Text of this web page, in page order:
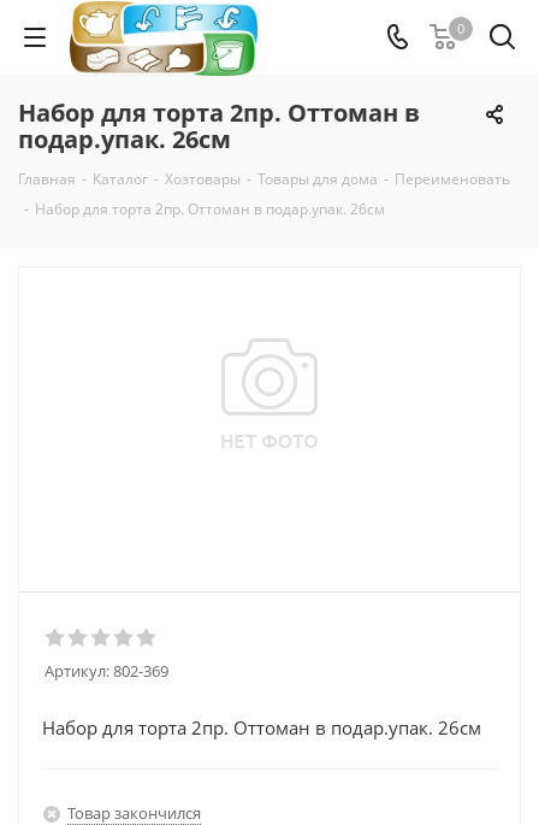
0
Набор для торта 2пр. Оттоман в
подар.упак. 26см
Главная - Каталог - Хозтовары - Товары для дома - Переименовать
- Набор для торта 2пр. Оттоман в подар.упак. 26см
Артикул:802-369
Набор для торта 2пр. Оттоман в подар.упак. 26см
Товар закончился